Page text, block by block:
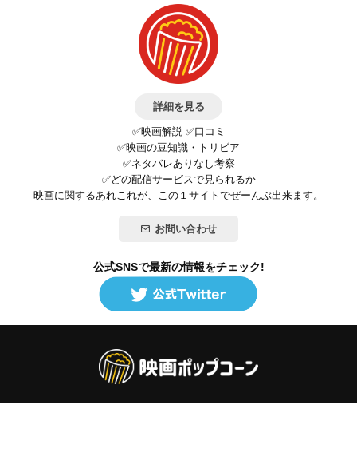
詳細を見る
✅映画解説 ✅口コミ
✅映画の豆知識・トリビア
✅ネタバレありなし考察
✅どの配信サービスで見られるか
映画に関するあれこれが、この１サイトでぜーんぶ出来ます。
お問い合わせ
公式SNSで最新の情報をチェック!